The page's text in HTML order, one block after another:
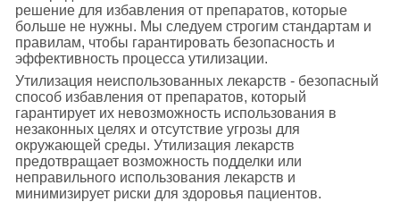
решение для избавления от препаратов, которые
больше не нужны. Мы следуем строгим стандартам и
правилам, чтобы гарантировать безопасность и
эффективность процесса утилизации.
Утилизация неиспользованных лекарств - безопасный
способ избавления от препаратов, который
гарантирует их невозможность использования в
незаконных целях и отсутствие угрозы для
окружающей среды. Утилизация лекарств
предотвращает возможность подделки или
неправильного использования лекарств и
минимизирует риски для здоровья пациентов.